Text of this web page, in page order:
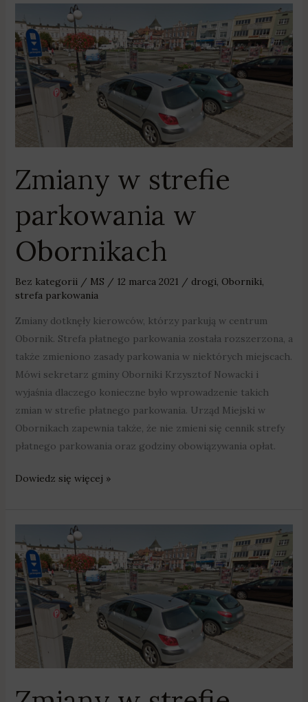
Zmiany w strefie
parkowania w
Obornikach
Bez kategorii/ MS / 12 marca 2021 / drogi, Oborniki,
strefa parkowania
Zmiany dotknęły kierowców, którzy parkują w centrum
Obornik. Strefa płatnego parkowania została rozszerzona, a
także zmieniono zasady parkowania w niektórych miejscach.
Mówi sekretarz gminy Oborniki Krzysztof Nowacki i
wyjaśnia dlaczego konieczne było wprowadzenie takich
zmian w strefie płatnego parkowania. Urząd Miejski w
Obornikach zapewnia także, że nie zmieni się cennik strefy
płatnego parkowania oraz godziny obowiązywania opłat.
w
strefie
parkowania
w
Obornikach
Dowiedz się więcej »
w
strefie
parkowania
w
Obornikach